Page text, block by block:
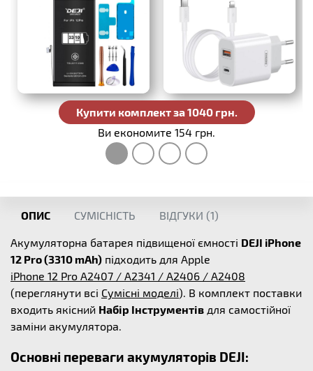
386 грн.
Купити комплект за 1040 грн.
Ви економите 154 грн.
ОПИС СУМІСНІСТЬ ВІДГУКИ (1)
Акумуляторна батарея підвищеної ємності DEJI iPhone
12 Pro (3310 mAh) підходить для Apple
iPhone 12 Pro A2407 / A2341 / A2406 / A2408
(переглянути всі Сумісні моделі). В комплект поставки
входить якісний Набір Інструментів для самостійної
заміни акумулятора.
Основні переваги акумуляторів DEJI: